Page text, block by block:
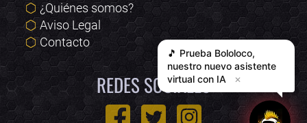
¿Quiénes somos?
Aviso Legal
Contacto
REDES SOCIALES
🎵 Prueba Bololoco,
nuestro nuevo asistente
virtual con IA
✕